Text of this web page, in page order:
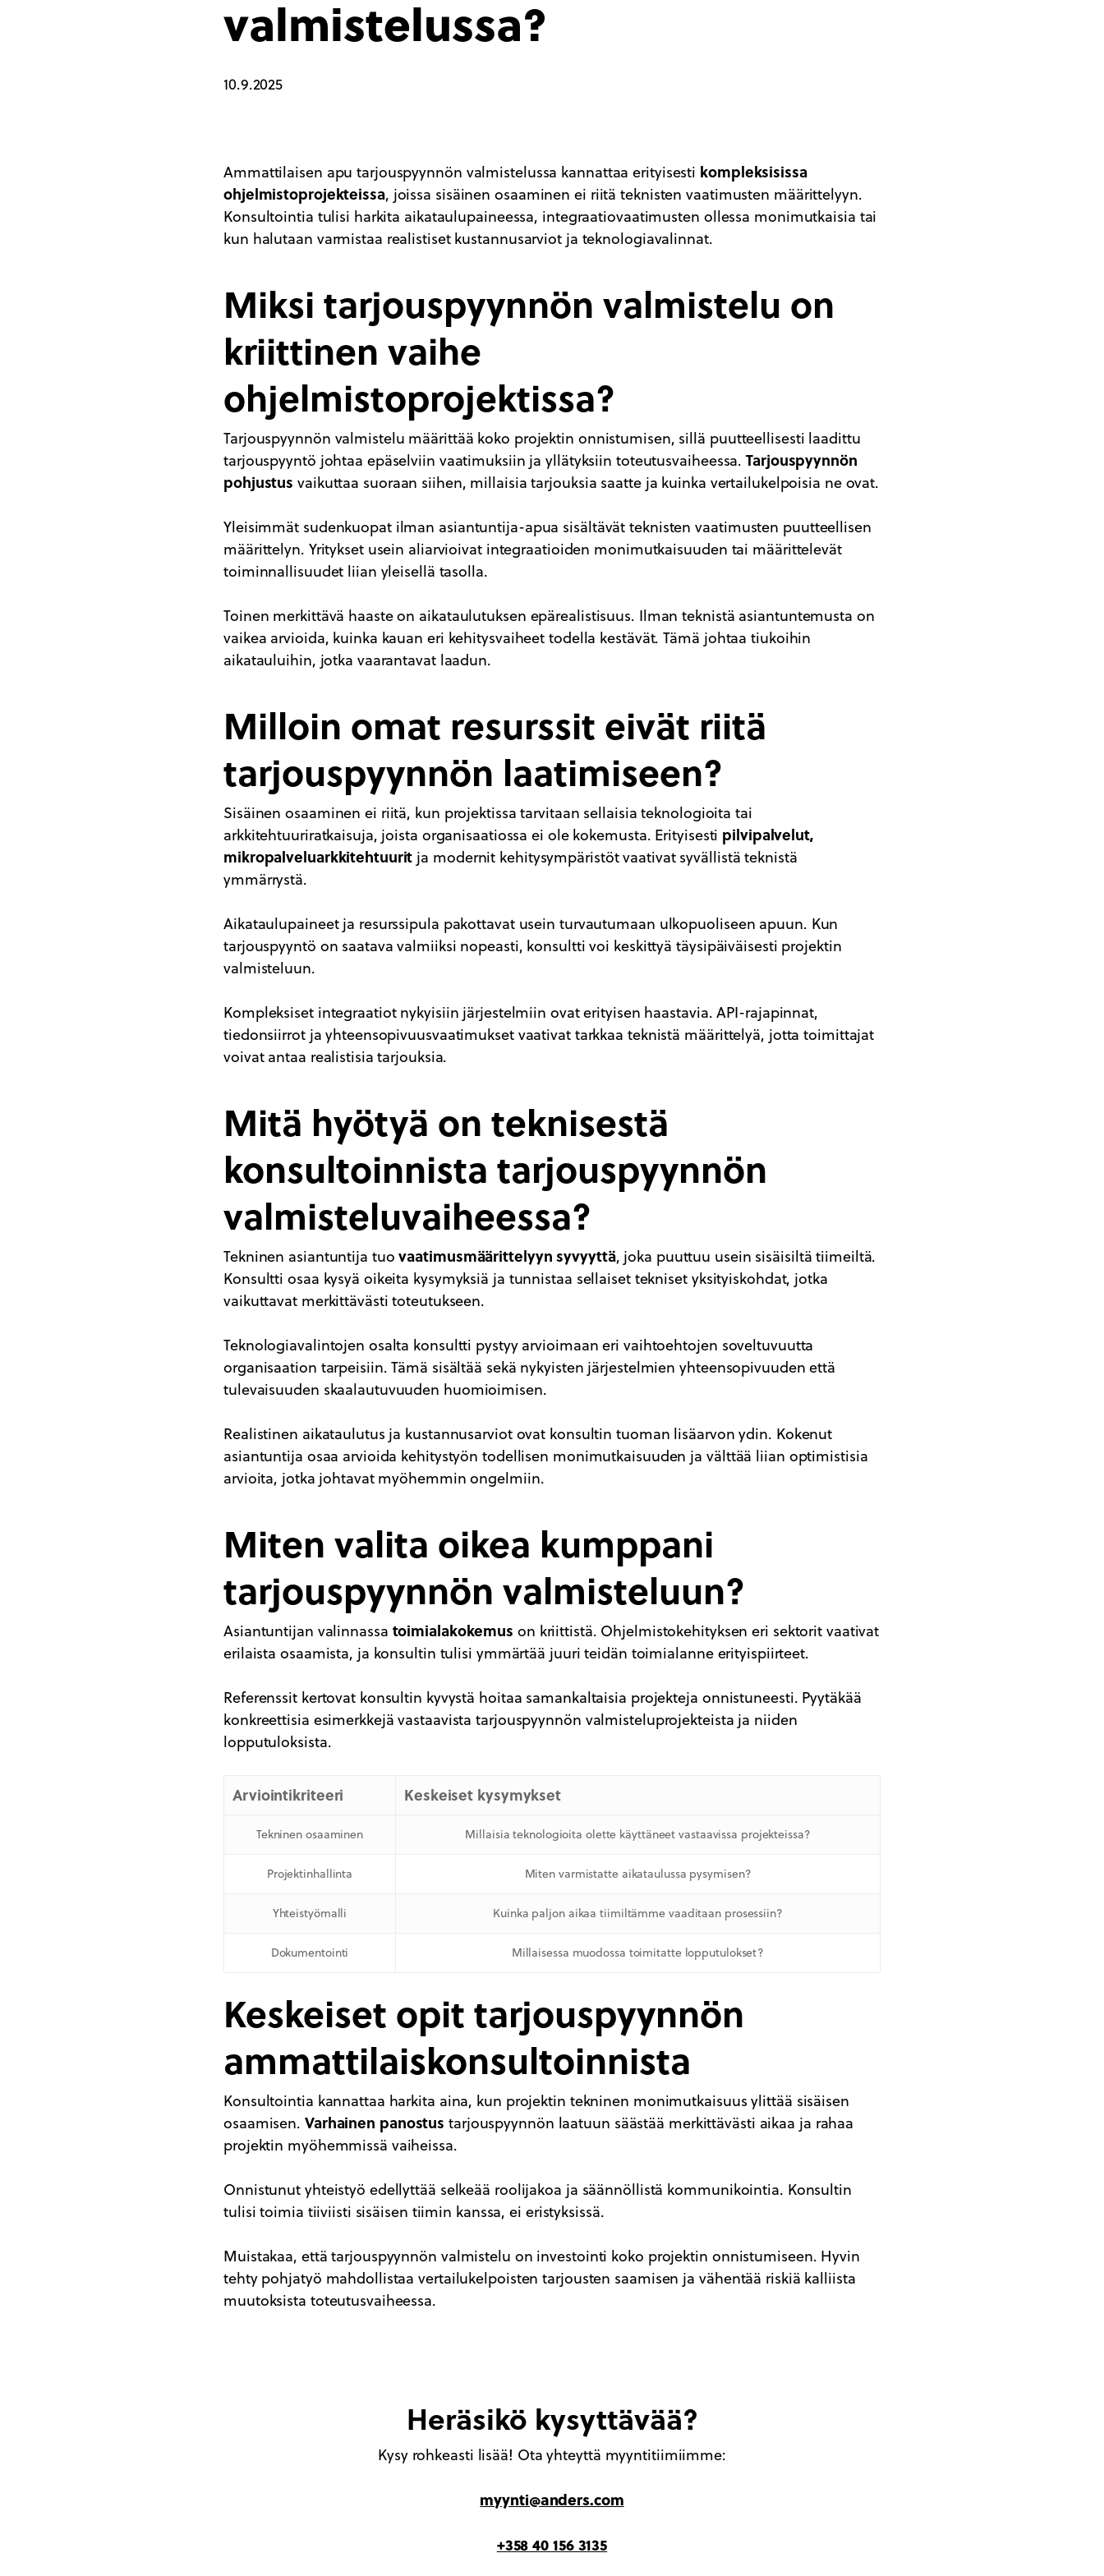
valmistelussa?
10.9.2025
Ammattilaisen apu tarjouspyynnön valmistelussa kannattaa erityisesti kompleksisissa
ohjelmistoprojekteissa, joissa sisäinen osaaminen ei riitä teknisten vaatimusten määrittelyyn.
Konsultointia tulisi harkita aikataulupaineessa, integraatiovaatimusten ollessa monimutkaisia tai
kun halutaan varmistaa realistiset kustannusarviot ja teknologiavalinnat.
Miksi tarjouspyynnön valmistelu on
kriittinen vaihe
ohjelmistoprojektissa?
Tarjouspyynnön valmistelu määrittää koko projektin onnistumisen, sillä puutteellisesti laadittu
tarjouspyyntö johtaa epäselviin vaatimuksiin ja yllätyksiin toteutusvaiheessa.Tarjouspyynnön
pohjustus vaikuttaa suoraan siihen, millaisia tarjouksia saatte ja kuinka vertailukelpoisia ne ovat.
Yleisimmät sudenkuopat ilman asiantuntija-apua sisältävät teknisten vaatimusten puutteellisen
määrittelyn. Yritykset usein aliarvioivat integraatioiden monimutkaisuuden tai määrittelevät
toiminnallisuudet liian yleisellä tasolla.
Toinen merkittävä haaste on aikataulutuksen epärealistisuus. Ilman teknistä asiantuntemusta on
vaikea arvioida, kuinka kauan eri kehitysvaiheet todella kestävät. Tämä johtaa tiukoihin
aikatauluihin, jotka vaarantavat laadun.
Milloin omat resurssit eivät riitä
tarjouspyynnön laatimiseen?
Sisäinen osaaminen ei riitä, kun projektissa tarvitaan sellaisia teknologioita tai
arkkitehtuuriratkaisuja, joista organisaatiossa ei ole kokemusta. Erityisesti pilvipalvelut,
mikropalveluarkkitehtuurit ja modernit kehitysympäristöt vaativat syvällistä teknistä
ymmärrystä.
Aikataulupaineet ja resurssipula pakottavat usein turvautumaan ulkopuoliseen apuun. Kun
tarjouspyyntö on saatava valmiiksi nopeasti, konsultti voi keskittyä täysipäiväisesti projektin
valmisteluun.
Kompleksiset integraatiot nykyisiin järjestelmiin ovat erityisen haastavia. API-rajapinnat,
tiedonsiirrot ja yhteensopivuusvaatimukset vaativat tarkkaa teknistä määrittelyä, jotta toimittajat
voivat antaa realistisia tarjouksia.
Mitä hyötyä on teknisestä
konsultoinnista tarjouspyynnön
valmisteluvaiheessa?
Tekninen asiantuntija tuovaatimusmäärittelyyn syvyyttä, joka puuttuu usein sisäisiltä tiimeiltä.
Konsultti osaa kysyä oikeita kysymyksiä ja tunnistaa sellaiset tekniset yksityiskohdat, jotka
vaikuttavat merkittävästi toteutukseen.
Teknologiavalintojen osalta konsultti pystyy arvioimaan eri vaihtoehtojen soveltuvuutta
organisaation tarpeisiin. Tämä sisältää sekä nykyisten järjestelmien yhteensopivuuden että
tulevaisuuden skaalautuvuuden huomioimisen.
Realistinen aikataulutus ja kustannusarviot ovat konsultin tuoman lisäarvon ydin. Kokenut
asiantuntija osaa arvioida kehitystyön todellisen monimutkaisuuden ja välttää liian optimistisia
arvioita, jotka johtavat myöhemmin ongelmiin.
Miten valita oikea kumppani
tarjouspyynnön valmisteluun?
Asiantuntijan valinnassa toimialakokemus on kriittistä. Ohjelmistokehityksen eri sektorit vaativat
erilaista osaamista, ja konsultin tulisi ymmärtää juuri teidän toimialanne erityispiirteet.
Referenssit kertovat konsultin kyvystä hoitaa samankaltaisia projekteja onnistuneesti. Pyytäkää
konkreettisia esimerkkejä vastaavista tarjouspyynnön valmisteluprojekteista ja niiden
lopputuloksista.
Arviointikriteeri Keskeiset kysymykset
Tekninen osaaminen Millaisia teknologioita olette käyttäneet vastaavissa projekteissa?
Projektinhallinta Miten varmistatte aikataulussa pysymisen?
Yhteistyömalli Kuinka paljon aikaa tiimiltämme vaaditaan prosessiin?
Dokumentointi Millaisessa muodossa toimitatte lopputulokset?
Keskeiset opit tarjouspyynnön
ammattilaiskonsultoinnista
Konsultointia kannattaa harkita aina, kun projektin tekninen monimutkaisuus ylittää sisäisen
osaamisen. Varhainen panostus tarjouspyynnön laatuun säästää merkittävästi aikaa ja rahaa
projektin myöhemmissä vaiheissa.
Onnistunut yhteistyö edellyttää selkeää roolijakoa ja säännöllistä kommunikointia. Konsultin
tulisi toimia tiiviisti sisäisen tiimin kanssa, ei eristyksissä.
Muistakaa, että tarjouspyynnön valmistelu on investointi koko projektin onnistumiseen. Hyvin
tehty pohjatyö mahdollistaa vertailukelpoisten tarjousten saamisen ja vähentää riskiä kalliista
muutoksista toteutusvaiheessa.
Heräsikö kysyttävää?
Kysy rohkeasti lisää! Ota yhteyttä myyntitiimiimme:
myynti@anders.com
+358 40 156 3135